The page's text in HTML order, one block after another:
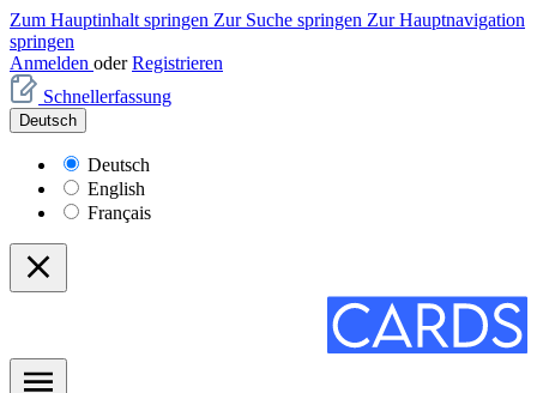
Zum Hauptinhalt springen Zur Suche springen Zur Hauptnavigation
springen
Anmelden oder Registrieren
Schnellerfassung
Deutsch
Deutsch
English
Français